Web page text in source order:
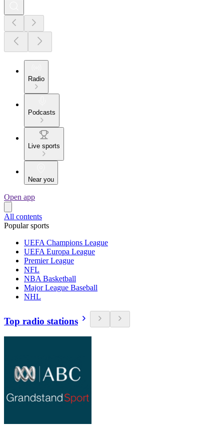
Radio
Podcasts
Live sports
Near you
Open app
All contents
Popular sports
UEFA Champions League
UEFA Europa League
Premier League
NFL
NBA Basketball
Major League Baseball
NHL
Top radio stations